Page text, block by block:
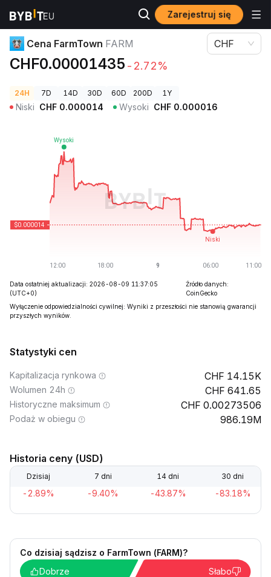
Zarejestruj się
Ceny kryptowalut Cena FarmTown FARM
Cena FarmTown FARM
CHF0.00001435 -2.72%
CHF
24H 7D 14D 30D 60D 200D 1Y
Niski CHF 0.000014 Wysoki CHF 0.000016
Data ostatniej aktualizacji: 2026-08-09 11:37:05
(UTC+0)
Źródło danych:
CoinGecko
Wyłączenie odpowiedzialności cywilnej: Wyniki z przeszłości nie stanowią gwarancji
przyszłych wyników.
Statystyki cen
Kapitalizacja rynkowa 14.15K
Wolumen 24h 641.65
Historyczne maksimum 0.00273506
Podaż w obiegu 986.19M
Historia ceny (USD)
Dzisiaj 7 dni 14 dni 30 dni
-2.89% -9.40% -43.87% -83.18%
Co dzisiaj sądzisz o FarmTown (FARM)?
Dobrze
Słabo